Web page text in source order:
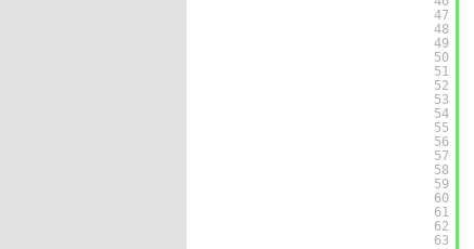
47
48
49
50
51
52
53
54
55
56
57
58
59
60
61
62
63